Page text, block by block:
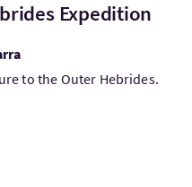
Expedition
to the Outer Hebrides.